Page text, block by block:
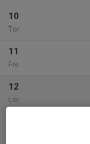
10
Tor
11
Fre
12
Lör